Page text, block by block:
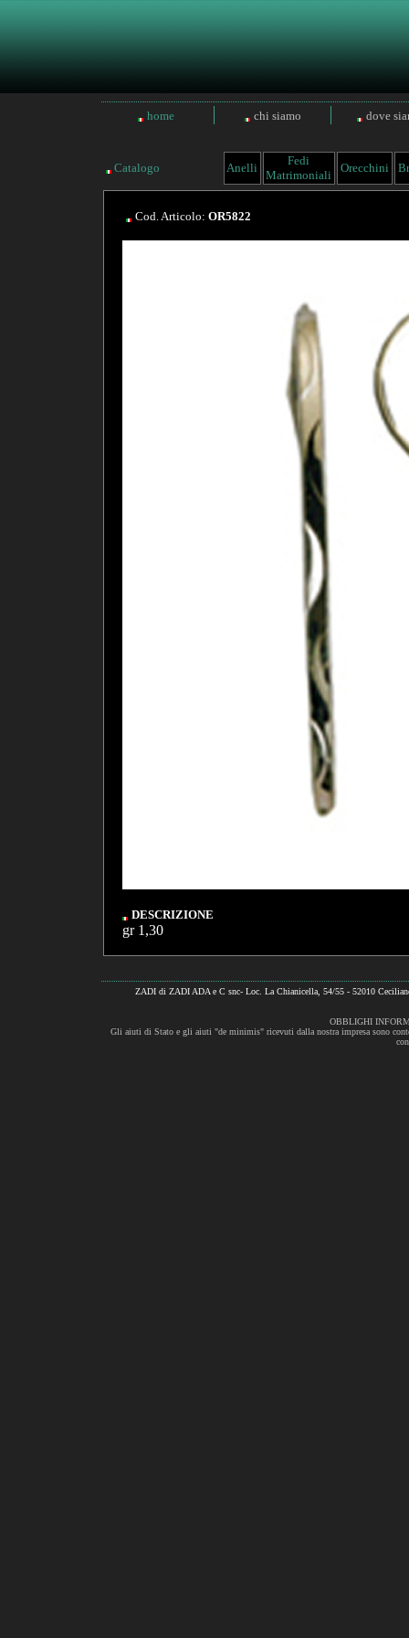
home chi siamo dove
Catalogo Anelli
Fedi
Matrimoniali
Orecchini
Cod. Articolo: OR5822
DESCRIZIONE
gr 1,30
ZADI di ZADI ADA e C snc- Loc. La Chianicella, 54/55 - 52010
OBBLIGHI
Gli aiuti di Stato e gli aiuti "de minimis" ricevuti dalla nostra impresa sono